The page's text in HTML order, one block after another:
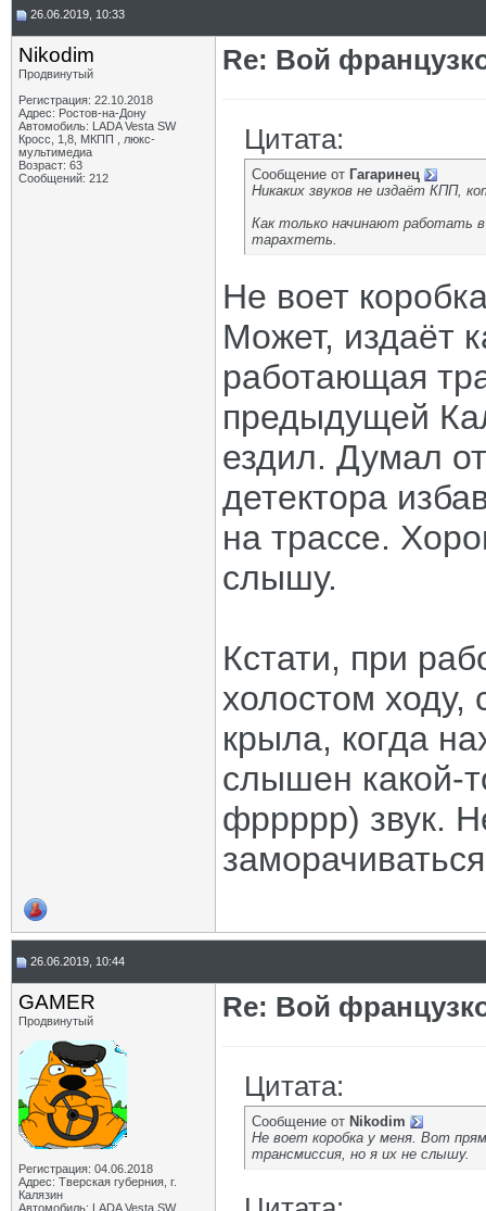
26.06.2019, 10:33
Nikodim
Продвинутый
Регистрация: 22.10.2018
Адрес: Ростов-на-Дону
Автомобиль: LADA Vesta SW
Кросс, 1,8, МКПП , люкс-
мультимедиа
Возраст: 63
Сообщений: 212
Re: Вой
Цитата:
Сообщение от Гагаринец
Никаких звуков не издаёт КПП,
Как только начинают работать
тарахтеть.
Не воет
Может, издаёт
работающая
предыдущей
ездил. Думал
детектора
на трассе.
слышу.
Кстати, при
холостом ходу,
крыла, когда
слышен какой-
фррррр) звук.
26.06.2019, 10:44
GAMER
Продвинутый
Регистрация: 04.06.2018
Адрес: Тверская губерния, г.
Калязин
Автомобиль: LADA Vesta SW
Re: Вой
Цитата:
Сообщение от Nikodim
Не воет коробка у меня. Вот
трансмиссия, но я их не слышу.